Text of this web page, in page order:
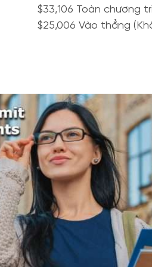
$33,106 Toàn chương
$25,006 Vào thẳng